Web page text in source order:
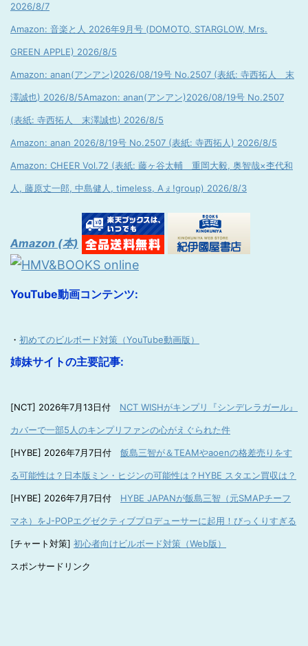
2026/8/7
Amazon: 音楽と人 2026年9月号 (DOMOTO, STARGLOW, Mrs.
GREEN APPLE) 2026/8/5
Amazon: anan(アンアン)2026/08/19号 No.2507 (表紙: 寺西拓人 末
澤誠也) 2026/8/5Amazon: anan(アンアン)2026/08/19号 No.2507
(表紙: 寺西拓人 末澤誠也) 2026/8/5
Amazon: anan 2026/8/19号 No.2507 (表紙: 寺西拓人) 2026/8/5
Amazon: CHEER Vol.72 (表紙: 藤ヶ谷太輔 重岡大毅, 奥智哉×杢代和
人, 藤原丈一郎, 中島健人, timeless, Aぇ!group) 2026/8/3
Amazon (本)
YouTube動画コンテンツ:
・ 初めてのビルボード対策（YouTube動画版）
姉妹サイトの主要記事:
[NCT] 2026年7月13日付 NCT WISHがキンプリ『シンデレラガール』
カバーで一部5人のキンプリファンの心がえぐられた件
[HYBE] 2026年7月7日付 飯島三智が＆TEAMやaoenの格差売りをす
る可能性は？日本版ミン・ヒジンの可能性は？HYBE スタエン買収は？
[HYBE] 2026年7月7日付 HYBE JAPANが飯島三智（元SMAPチーフ
マネ）をJ-POPエグゼクティブプロデューサーに起用！びっくりすぎる
[チャート対策] 初心者向けビルボード対策（Web版）
スポンサードリンク